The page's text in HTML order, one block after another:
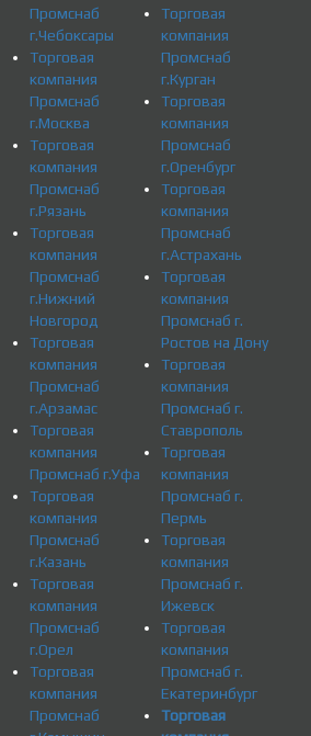
Промснаб
г.Чебоксары
Торговая
компания
Промснаб
г.Москва
Торговая
компания
Промснаб
г.Рязань
Торговая
компания
Промснаб
г.Нижний
Новгород
Торговая
компания
Промснаб
г.Арзамас
Торговая
компания
Промснаб г.Уфа
Торговая
компания
Промснаб
г.Казань
Торговая
компания
Промснаб
г.Орел
Торговая
компания
Промснаб
Торговая
компания
Промснаб
г.Курган
Торговая
компания
Промснаб
г.Оренбург
Торговая
компания
Промснаб
г.Астрахань
Торговая
компания
Промснаб г.
Ростов на Дону
Торговая
компания
Промснаб г.
Ставрополь
Торговая
компания
Промснаб г.
Пермь
Торговая
компания
Промснаб г.
Ижевск
Торговая
компания
Промснаб г.
Екатеринбург
Торговая